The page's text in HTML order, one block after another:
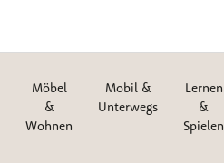
Möbel
&
Wohnen
Mobil &
Unterwegs
Lernen
&
Spielen